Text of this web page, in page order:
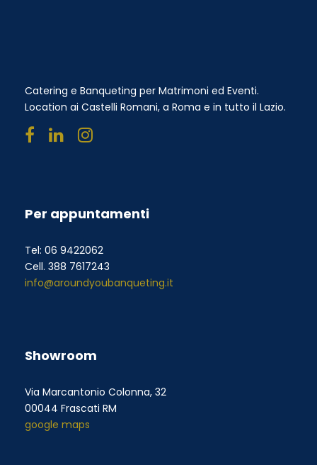
Catering e Banqueting per Matrimoni ed Eventi.
Location ai Castelli Romani, a Roma e in tutto il Lazio.
Per appuntamenti
Tel: 06 9422062
Cell. 388 7617243
info@aroundyoubanqueting.it
Showroom
Via Marcantonio Colonna, 32
00044 Frascati RM
google maps